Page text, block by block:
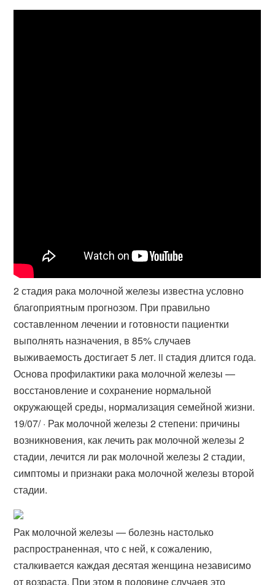
2 стадия рака молочной железы известна условно
благоприятным прогнозом. При правильно
составленном лечении и готовности пациентки
выполнять назначения, в 85% случаев
выживаемость достигает 5 лет. ii стадия длится года.
Основа профилактики рака молочной железы —
восстановление и сохранение нормальной
окружающей среды, нормализация семейной жизни.
19/07/ · Рак молочной железы 2 степени: причины
возникновения, как лечить рак молочной железы 2
стадии, лечится ли рак молочной железы 2 стадии,
симптомы и признаки рака молочной железы второй
стадии.
Рак молочной железы — болезнь настолько
распространенная, что с ней, к сожалению,
сталкивается каждая десятая женщина независимо
от возраста. При этом в половине случаев это